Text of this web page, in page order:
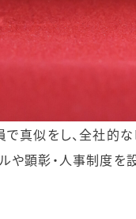
で真似をし、全社的
や顕彰・人事制度を